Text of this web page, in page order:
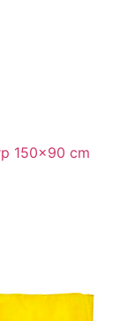
150x90 cm